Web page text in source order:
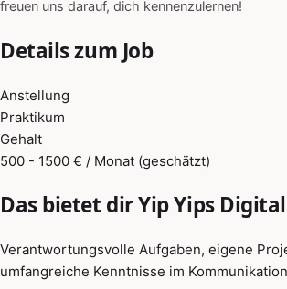
freuen uns darauf, dich kennenzulernen!
Details zum Job
Anstellung
Praktikum
Gehalt
500 - 1500 € / Monat (geschätzt)
Das bietet dir Yip Yips
Verantwortungsvolle Aufgaben, eigene
umfangreiche Kenntnisse im